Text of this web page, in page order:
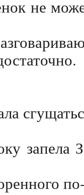
не
запела